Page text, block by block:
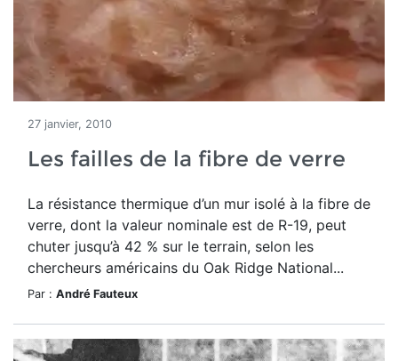
27 janvier, 2010
Les failles de la fibre de verre
La résistance thermique d’un mur isolé à la fibre de
verre, dont la valeur nominale est de R-19, peut
chuter jusqu’à 42 % sur le terrain, selon les
chercheurs américains du Oak Ridge National...
Par : André Fauteux